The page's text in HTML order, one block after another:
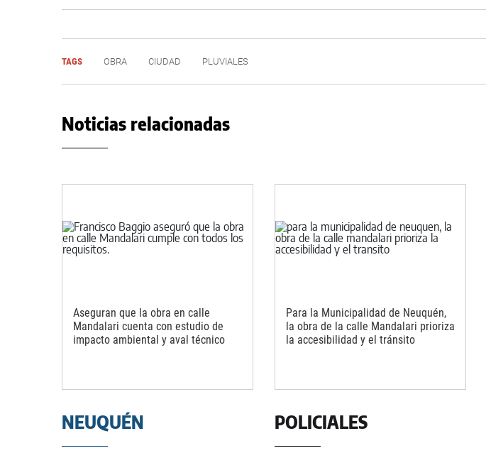
TAGS OBRA CIUDAD PLUVIALES
Noticias relacionadas
Aseguran que la obra en calle
Mandalari cuenta con estudio de
impacto ambiental y aval técnico
Para la Municipalidad de Neuquén,
la obra de la calle Mandalari prioriza
la accesibilidad y el tránsito
NEUQUÉN POLICIALES